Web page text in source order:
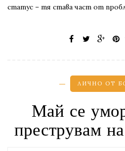
статус – тя става част от
ЛИЧНО ОТ
Май се
преструвам